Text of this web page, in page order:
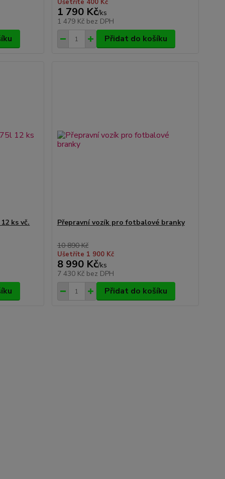
Ušetříte 400 Kč
1 790 Kč/ks
1 479 Kč bez DPH
Přidat do košíku
ks vč.
Přepravní vozík pro fotbalové branky
10 890 Kč
Ušetříte 1 900 Kč
8 990 Kč/ks
7 430 Kč bez DPH
Přidat do košíku